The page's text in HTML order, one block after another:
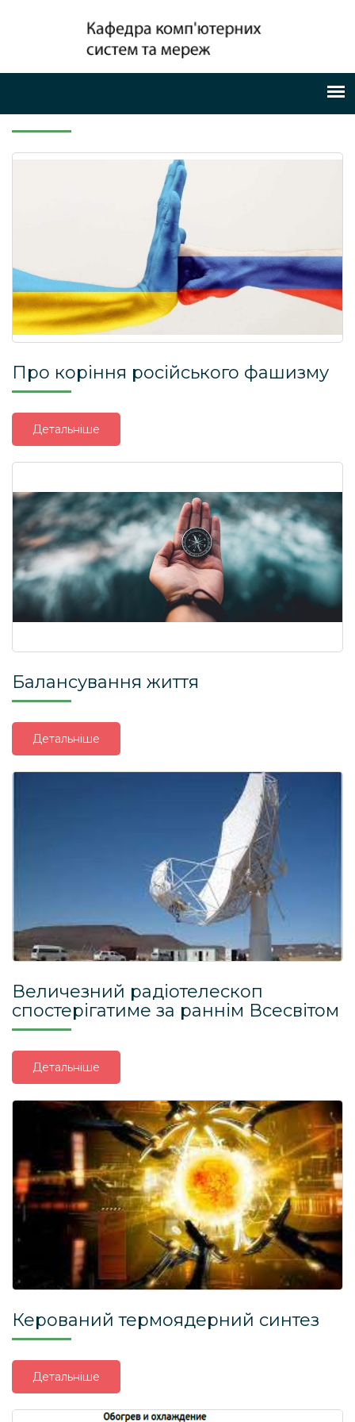
Про коріння російського фашизму
Детальніше
Балансування життя
Детальніше
Величезний радіотелескоп
спостерігатиме за раннім Всесвітом
Детальніше
Керований термоядерний синтез
Детальніше